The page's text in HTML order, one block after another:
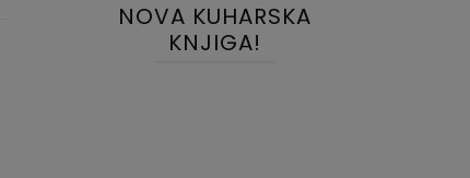
NOVA KUHARSKA
KNJIGA!